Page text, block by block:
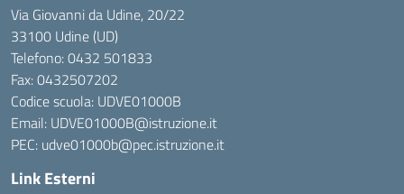
Via Giovanni da Udine, 20/22
33100 Udine (UD)
Telefono:0432 501833
Fax: 0432507202
Codice scuola: UDVE01000B
Email: UDVE01000B@istruzione.it
PEC: udve01000b@pec.istruzione.it
Link Esterni